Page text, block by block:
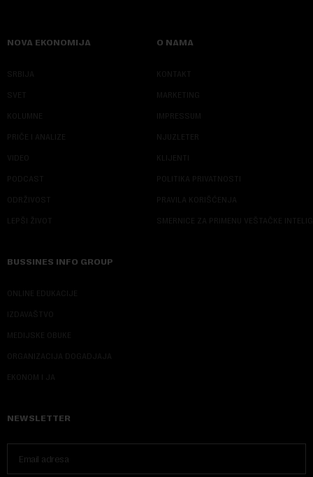
NOVA EKONOMIJA
SRBIJA
SVET
KOLUMNE
PRIČE I ANALIZE
VIDEO
PODCAST
ODRŽIVOST
LEPŠI ŽIVOT
O NAMA
KONTAKT
MARKETING
IMPRESSUM
NJUZLETER
KLIJENTI
POLITIKA PRIVATNOSTI
PRAVILA KORIŠĆENJA
SMERNICE ZA PRIMENU VEŠTAČKE
BUSSINES INFO GROUP
ONLINE EDUKACIJE
IZDAVAŠTVO
MEDIJSKE OBUKE
ORGANIZACIJA DOGADJAJA
EKONOM I JA
NEWSLETTER